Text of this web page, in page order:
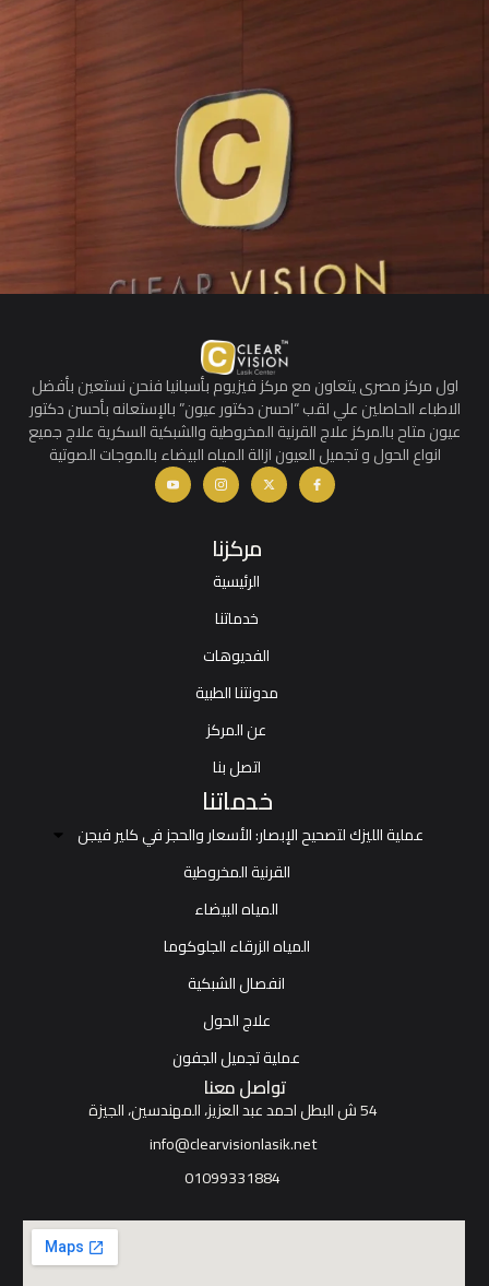
اول مركز مصرى يتعاون مع مركز فيزيوم بأسبانيا فنحن نستعين بأفضل
الاطباء الحاصلين علي لقب “احسن دكتور عيون” بالإستعانه بأحسن دكتور
عيون متاح بالمركز علاج القرنية المخروطية والشبكية السكرية علاج جميع
انواع الحول و تجميل العيون ازالة المياه البيضاء بالموجات الصوتية
مركزنا
الرئيسية
خدماتنا
الفديوهات
مدونتنا الطبية
عن المركز
اتصل بنا
خدماتنا
عملية الليزك لتصحيح الإبصار: الأسعار والحجز في كلير فيجن
القرنية المخروطية
المياه البيضاء
المياه الزرقاء الجلوكوما
انفصال الشبكية
علاج الحول
عملية تجميل الجفون
تواصل معنا
54 ش البطل احمد عبد العزيز، المهندسين، الجيزة
info@clearvisionlasik.net
01099331884